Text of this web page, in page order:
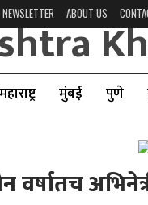
NEWSLETTER ABOUT US
महाराष्ट्र मुंबई पुणे
वर्षातच